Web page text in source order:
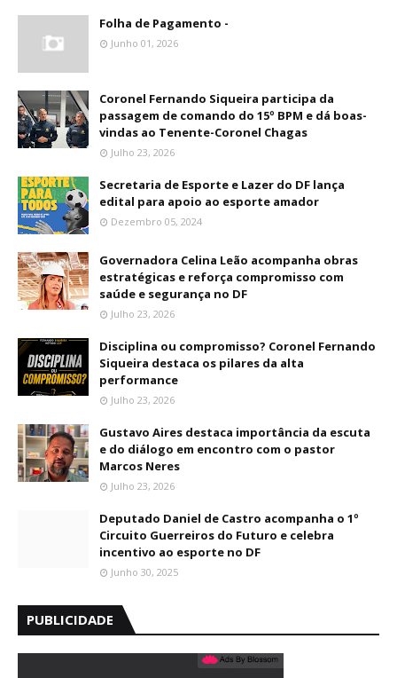
Folha de Pagamento -
Junho 01, 2026
Coronel Fernando Siqueira participa da
passagem de comando do 15º BPM e dá boas-
vindas ao Tenente-Coronel Chagas
Julho 23, 2026
Secretaria de Esporte e Lazer do DF lança
edital para apoio ao esporte amador
Dezembro 05, 2024
Governadora Celina Leão acompanha obras
estratégicas e reforça compromisso com
saúde e segurança no DF
Julho 23, 2026
Disciplina ou compromisso? Coronel Fernando
Siqueira destaca os pilares da alta
performance
Julho 23, 2026
Gustavo Aires destaca importância da escuta
e do diálogo em encontro com o pastor
Marcos Neres
Julho 23, 2026
Deputado Daniel de Castro acompanha o 1º
Circuito Guerreiros do Futuro e celebra
incentivo ao esporte no DF
Junho 30, 2025
PUBLICIDADE